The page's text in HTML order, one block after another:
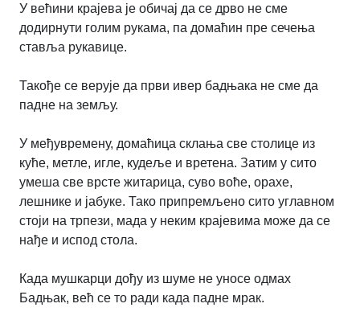
У већини крајева је обичај да се дрво не сме
додирнути голим рукама, па домаћин пре сечења
ставља рукавице.
Такође се верује да први ивер бадњака не сме да
падне на земљу.
У међувремену, домаћица склања све столице из
куће, метле, игле, кудеље и вретена. Затим у сито
умеша све врсте житарица, суво воће, орахе,
лешнике и јабуке. Тако припремљено сито углавном
стоји на трпези, мада у неким крајевима може да се
нађе и испод стола.
Када мушкарци дођу из шуме не уносе одмах
Бадњак, већ се то ради када падне мрак.